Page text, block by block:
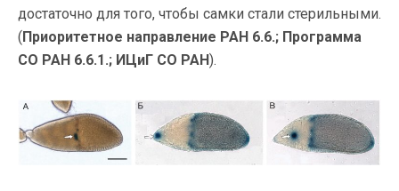
достаточно для того, чтобы самки стали стерильными.
(Приоритетное направление РАН 6.6.; Программа
СО РАН 6.6.1.; ИЦиГ СО РАН).